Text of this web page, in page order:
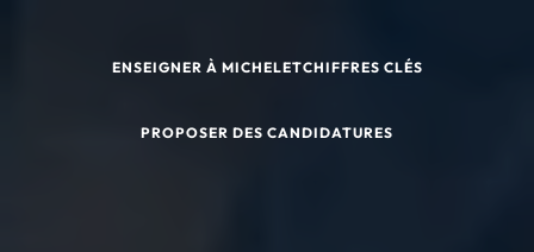
ENSEIGNER À MICHELETCHIFFRES CLÉS
PROPOSER DES CANDIDATURES